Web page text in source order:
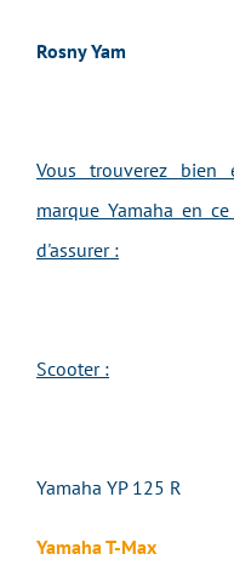
Rosny Yam
Vous trouverez
marque Yamaha en
d'assurer :
Scooter :
Yamaha YP 125 R
Yamaha T-Max